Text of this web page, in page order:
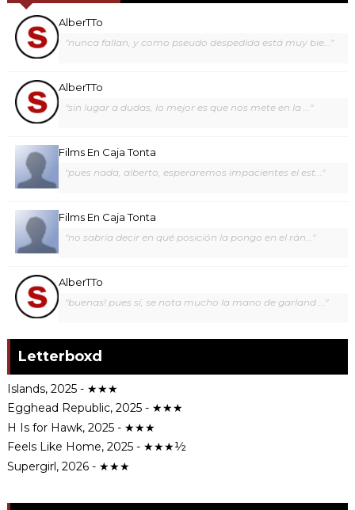
AlberTTo
"nunca fallan, y como pseudo despedida está muy bie..."
AlberTTo
"sin lugar a dudas, lo mejor es que nos mete en la ..."
Films En Caja Tonta
"pues nada, alberto, esperaremos impacientes el est..."
Films En Caja Tonta
"no sabría decir en qué posición la pongo en el rán..."
AlberTTo
"buenas! pues sí, se nota mucho la mano de garland ..."
Letterboxd
Islands, 2025 - ★★★
Egghead Republic, 2025 - ★★★
H Is for Hawk, 2025 - ★★★
Feels Like Home, 2025 - ★★★½
Supergirl, 2026 - ★★★